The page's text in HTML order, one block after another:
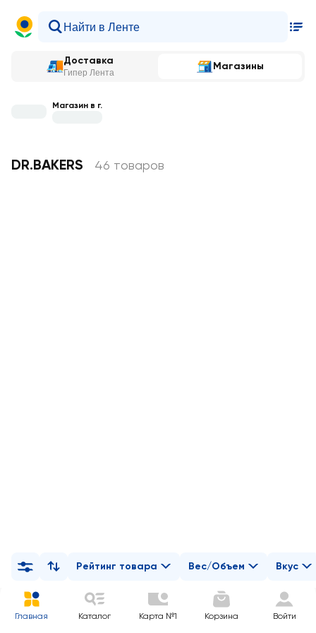
Доставка
Гипер Лента
Магазины
Магазин в г.
DR.BAKERS 46 товаров
Рейтинг товара Вес/Объем Вкус
Главная Каталог Карта №1 Корзина Войти